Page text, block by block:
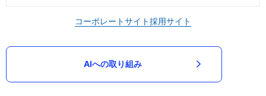
コーポレートサイト採用サイト
AIへの取り組み